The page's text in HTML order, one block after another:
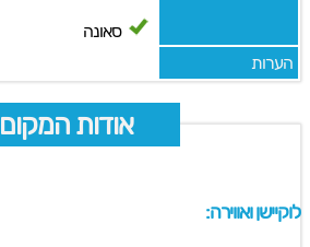
סאונה
הערות
אודות המקום
לוקיישן ואווירה: